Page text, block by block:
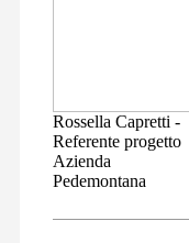
Rossella Capretti -
Referente progetto
Azienda
Pedemontana